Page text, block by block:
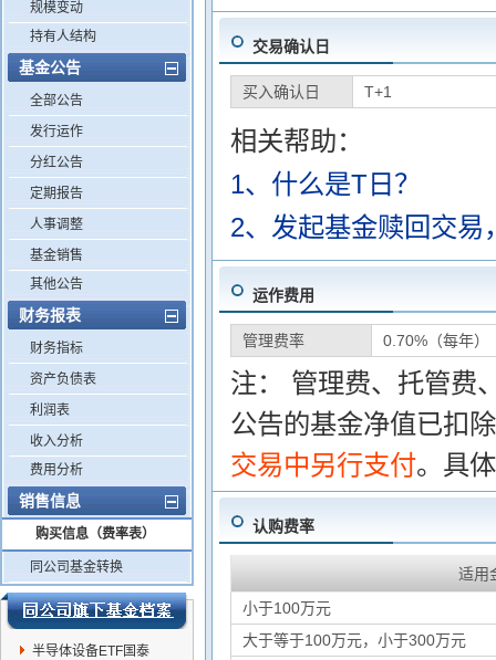
规模变动
持有人结构
基金公告
全部公告
发行运作
分红公告
定期报告
人事调整
基金销售
其他公告
财务报表
财务指标
资产负债表
利润表
收入分析
费用分析
销售信息
购买信息（费率表）
同公司基金转换
半导体设备ETF国泰
交易确认日
买入确认日 T+1
相关帮助：
1、什么是T日？
2、发起基金赎回交易
运作费用
管理费率 0.70%（每年）
注： 管理费、托管费
公告的基金净值已扣
交易中另行支付。具
认购费率
适用
小于100万元
大于等于100万元，小于300万元